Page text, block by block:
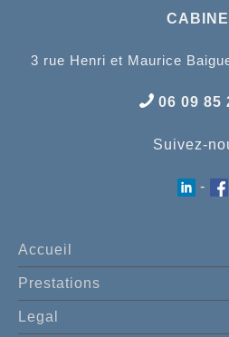
3 rue Henri et Maurice
06 09 85
Suivez-
-
Accueil
Prestations
Legal